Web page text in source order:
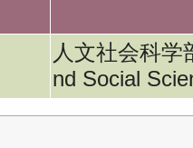
人文社会科学
nd Social